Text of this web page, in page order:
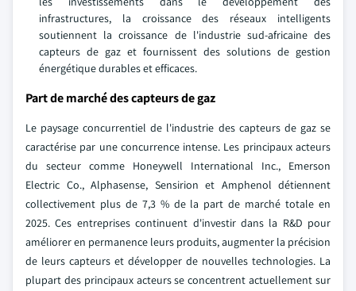
infrastructures, la croissance des réseaux intelligents
soutiennent la croissance de l'industrie sud-africaine des
capteurs de gaz et fournissent des solutions de gestion
énergétique durables et efficaces.
Part de marché des capteurs de gaz
Le paysage concurrentiel de l'industrie des capteurs de gaz se
caractérise par une concurrence intense. Les principaux acteurs
du secteur comme Honeywell International Inc., Emerson
Electric Co., Alphasense, Sensirion et Amphenol détiennent
collectivement plus de 7,3 % de la part de marché totale en
2025. Ces entreprises continuent d'investir dans la R&D pour
améliorer en permanence leurs produits, augmenter la précision
de leurs capteurs et développer de nouvelles technologies. La
plupart des principaux acteurs se concentrent actuellement sur